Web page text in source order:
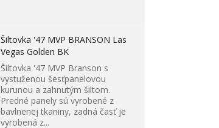
Šiltovka '47 MVP BRANSON Las
Vegas Golden BK
Šiltovka '47 MVP Branson s
vystuženou šesťpanelovou
kurunou a zahnutým šiltom.
Predné panely sú vyrobené z
bavlnenej tkaniny, zadná časť je
vyrobená z...